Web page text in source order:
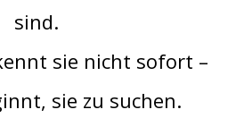
sind.
sie nicht sofort –
sie zu suchen.